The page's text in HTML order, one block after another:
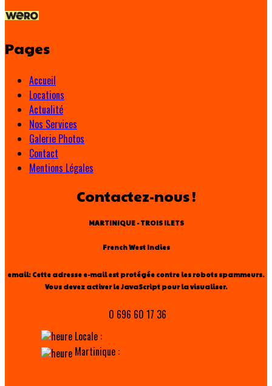
Pages
Accueil
Locations
Actualité
Nos Services
Galerie Photos
Contact
Mentions Légales
Contactez-nous !
MARTINIQUE - TROIS ILETS
French West Indies
email: Cette adresse e-mail est protégée contre les robots spammeurs.
Vous devez activer le JavaScript pour la visualiser.
0 696 60 17 36
Locale :
Martinique :